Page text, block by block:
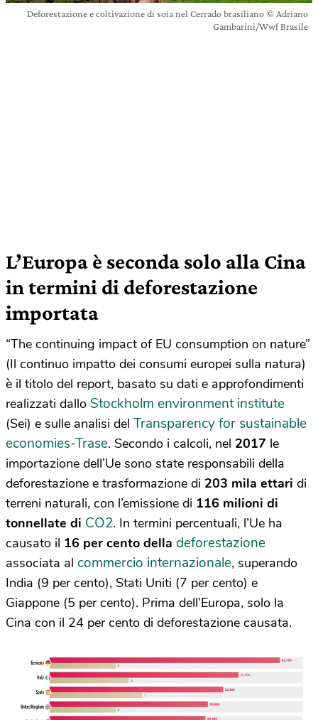
Deforestazione e coltivazione di soia nel Cerrado brasiliano © Adriano
Gambarini/Wwf Brasile
L’Europa è seconda solo alla Cina
in termini di deforestazione
importata
“The continuing impact of EU consumption on nature”
(Il continuo impatto dei consumi europei sulla natura)
è il titolo del report, basato su dati e approfondimenti
realizzati dallo Stockholm environment institute
(Sei) e sulle analisi del Transparency for sustainable
economies-Trase. Secondo i calcoli, nel 2017 le
importazione dell’Ue sono state responsabili della
deforestazione e trasformazione di 203 mila ettari di
terreni naturali, con l’emissione di 116 milioni di
tonnellate di CO2. In termini percentuali, l’Ue ha
causato il 16 per cento della deforestazione
associata al commercio internazionale, superando
India (9 per cento), Stati Uniti (7 per cento) e
Giappone (5 per cento). Prima dell’Europa, solo la
Cina con il 24 per cento di deforestazione causata.